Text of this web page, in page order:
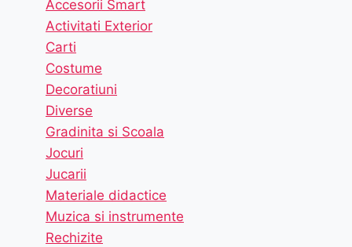
Accesorii Smart
Activitati Exterior
Carti
Costume
Decoratiuni
Diverse
Gradinita si Scoala
Jocuri
Jucarii
Materiale didactice
Muzica si instrumente
Rechizite